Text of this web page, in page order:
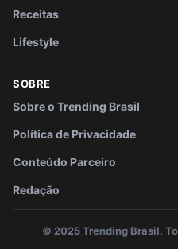
Receitas
Lifestyle
SOBRE
Sobre o Trending Brasil
Política de Privacidade
Conteúdo Parceiro
Redação
© 2025 Trending Brasil.